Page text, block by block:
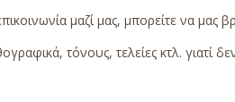
μαζί μας, μπορείτε να μας
τόνους, τελείες κτλ. γιατί